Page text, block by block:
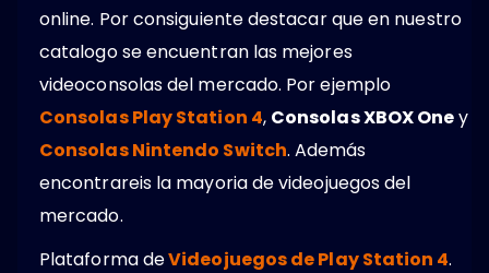
online. Por consiguiente destacar que en nuestro
catalogo se encuentran las mejores
videoconsolas del mercado. Por ejemplo
Consolas Play Station 4, Consolas XBOX Oney
Consolas Nintendo Switch. Además
encontrareis la mayoria de videojuegos del
mercado.
Plataforma deVideojuegos de Play Station 4.